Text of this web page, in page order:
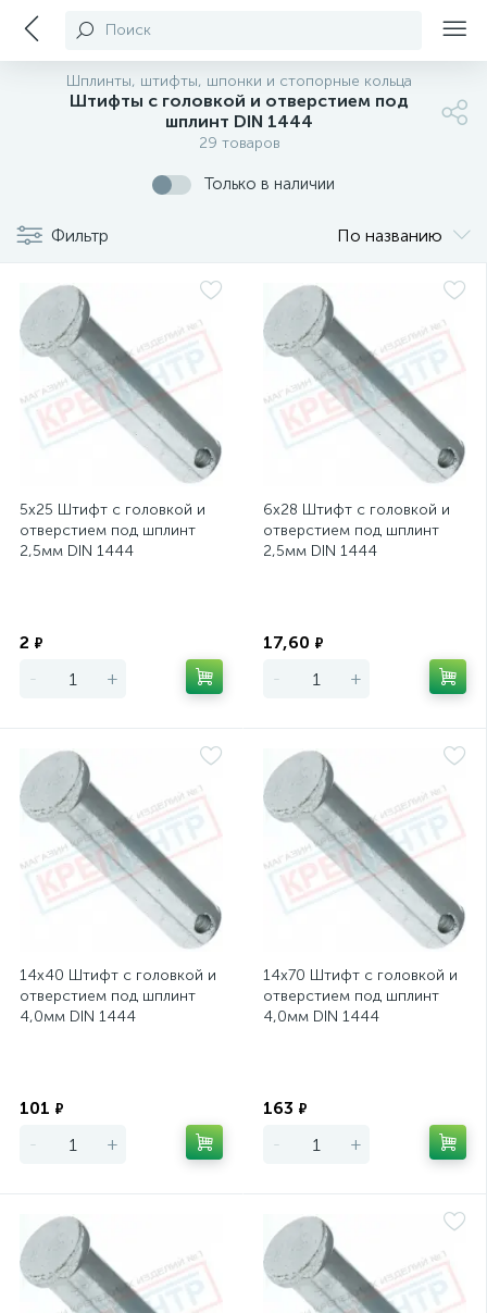
Поиск
Шплинты, штифты, шпонки и стопорные кольца
Штифты с головкой и отверстием под
шплинт DIN 1444
29 товаров
Только в наличии
Фильтр По названию
5х25 Штифт с головкой и
отверстием под шплинт
2,5мм DIN 1444
2 ₽
- +
6х28 Штифт с головкой и
отверстием под шплинт
2,5мм DIN 1444
17,60 ₽
- +
14х40 Штифт с головкой и
отверстием под шплинт
4,0мм DIN 1444
101 ₽
- +
14х70 Штифт с головкой и
отверстием под шплинт
4,0мм DIN 1444
163 ₽
- +